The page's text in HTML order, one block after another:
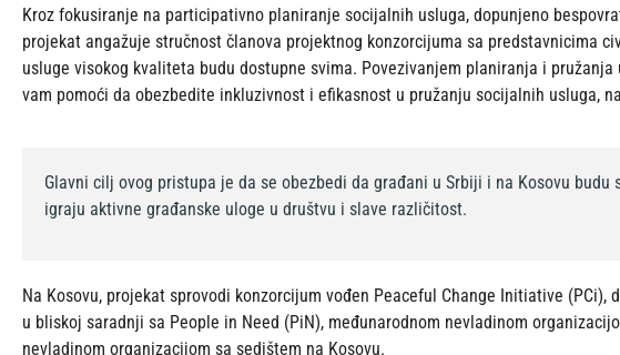
Kroz fokusiranje na participativno planiranje socijalnih usluga, dopunjeno
projekat angažuje stručnost članova projektnog konzorcijuma sa predstavnicima
usluge visokog kvaliteta budu dostupne svima. Povezivanjem planiranja i
vam pomoći da obezbedite inkluzivnost i efikasnost u pružanju socijalnih usluga,
Glavni cilj ovog pristupa je da se obezbedi da građani u Srbiji i na Kosovu
igraju aktivne građanske uloge u društvu i slave različitost.
Na Kosovu, projekat sprovodi konzorcijum vođen Peaceful Change Initiative
u bliskoj saradnji sa People in Need (PiN), međunarodnom nevladinom
nevladinom organizacijom sa sedištem na Kosovu.